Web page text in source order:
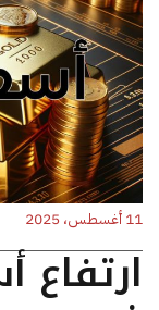
11 أغسطس، 2025
ارتفاع